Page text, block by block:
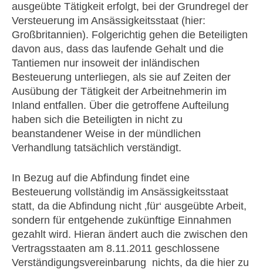
ausgeübte Tätigkeit erfolgt, bei der Grundregel der
Versteuerung im Ansässigkeitsstaat (hier:
Großbritannien). Folgerichtig gehen die Beteiligten
davon aus, dass das laufende Gehalt und die
Tantiemen nur insoweit der inländischen
Besteuerung unterliegen, als sie auf Zeiten der
Ausübung der Tätigkeit der Arbeitnehmerin im
Inland entfallen. Über die getroffene Aufteilung
haben sich die Beteiligten in nicht zu
beanstandener Weise in der mündlichen
Verhandlung tatsächlich verständigt.
In Bezug auf die Abfindung findet eine
Besteuerung vollständig im Ansässigkeitsstaat
statt, da die Abfindung nicht ‚für‘ ausgeübte Arbeit,
sondern für entgehende zukünftige Einnahmen
gezahlt wird. Hieran ändert auch die zwischen den
Vertragsstaaten am 8.11.2011 geschlossene
Verständigungsvereinbarung nichts, da die hier zu